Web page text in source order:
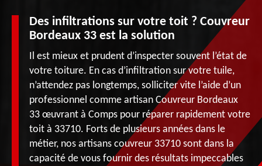
Des infiltrations sur votre toit ? Couvreur
Bordeaux 33 est la solution
Il est mieux et prudent d’inspecter souvent l’état de
votre toiture. En cas d’infiltration sur votre tuile,
n’attendez pas longtemps, solliciter vite l’aide d’un
professionnel comme artisan Couvreur Bordeaux
33 œuvrant à Comps pour réparer rapidement votre
toit à 33710. Forts de plusieurs années dans le
métier, nos artisans couvreur 33710 sont dans la
capacité de vous fournir des résultats impeccables